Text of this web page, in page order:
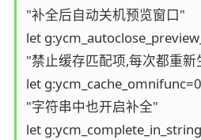
"补全后自动关机预览窗口"
let
"禁止缓存匹配项,每次都重
let g:ycm_cache_omnifunc=0
"字符串中也开启补全"
let